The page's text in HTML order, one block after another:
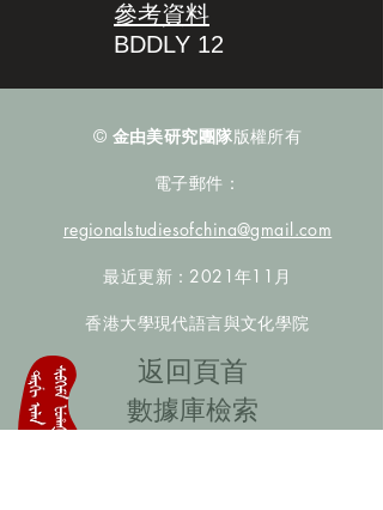
參考資料
BDDLY 12
© 金由美研究團隊版權所有
電子郵件：
regionalstudiesofchina@gmail.com
最近更新：2021年11月
香港大學現代語言與文化學院
​返回頁首
數據庫檢索